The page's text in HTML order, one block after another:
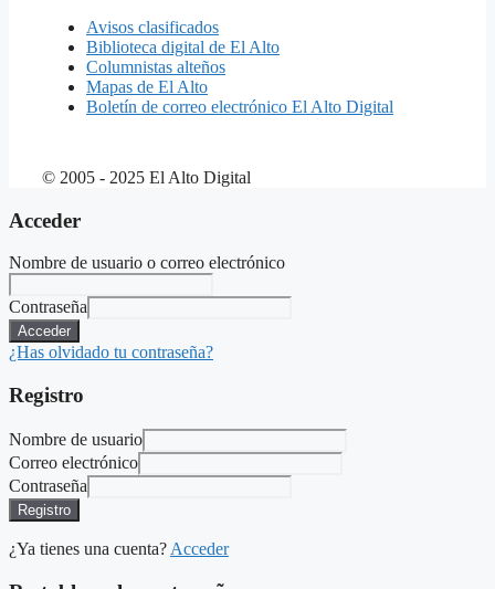
Avisos clasificados
Biblioteca digital de El Alto
Columnistas alteños
Mapas de El Alto
Boletín de correo electrónico El Alto Digital
© 2005 - 2025 El Alto Digital
Acceder
Nombre de usuario o correo electrónico
Contraseña
Acceder
¿Has olvidado tu contraseña?
Registro
Nombre de usuario
Correo electrónico
Contraseña
Registro
¿Ya tienes una cuenta? Acceder